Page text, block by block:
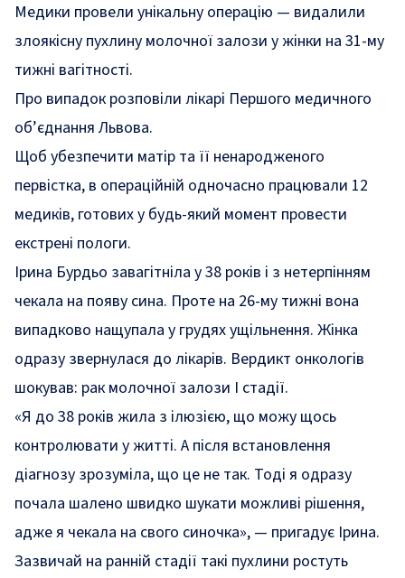
Медики провели унікальну операцію — видалили
злоякісну пухлину молочної залози у жінки на 31-му
тижні вагітності.
Про випадок розповіли лікарі Першого медичного
об’єднання Львова.
Щоб убезпечити матір та її ненародженого
первістка, в операційній одночасно працювали 12
медиків, готових у будь-який момент провести
екстрені пологи.
Ірина Бурдьо завагітніла у 38 років і з нетерпінням
чекала на появу сина. Проте на 26-му тижні вона
випадково нащупала у грудях ущільнення. Жінка
одразу звернулася до лікарів. Вердикт онкологів
шокував: рак молочної залози I стадії.
«Я до 38 років жила з ілюзією, що можу щось
контролювати у житті. А після встановлення
діагнозу зрозуміла, що це не так. Тоді я одразу
почала шалено швидко шукати можливі рішення,
адже я чекала на свого синочка», — пригадує Ірина.
Зазвичай на ранній стадії такі пухлини ростуть